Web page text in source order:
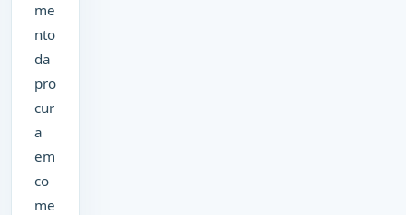
me
nto
da
pro
cur
a
em
co
me